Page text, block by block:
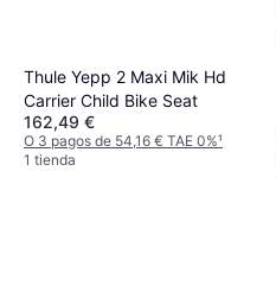
Thule Yepp 2 Maxi Mik Hd
Carrier Child Bike Seat
162,49 €
O 3 pagos de 54,16 € TAE 0%¹
1 tienda